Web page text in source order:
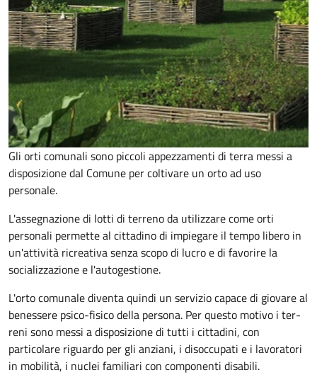
Gli orti comunali sono piccoli appezzamenti di terra messi a
disposizione dal Comune per coltivare un orto ad uso
personale.
L'assegnazione di lotti di terreno da utilizzare come orti
personali permette al cittadino di impiegare il tempo libero in
un'attività ricreativa senza scopo di lucro e di favorire la
socializzazione e l'autogestione.
L'orto comunale diventa quindi un servizio capace di giovare al
benessere psico-fisico della persona. Per questo motivo i ter­
reni sono messi a disposizione di tutti i cittadini, con
particolare riguardo per gli anziani, i disoccupati e i lavoratori
in mobilità, i nuclei familiari con componenti disabili.